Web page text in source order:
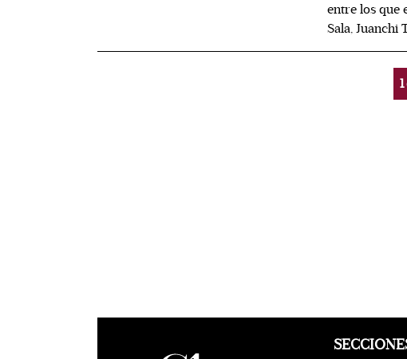
entre los que
Sala, Juanchi
1